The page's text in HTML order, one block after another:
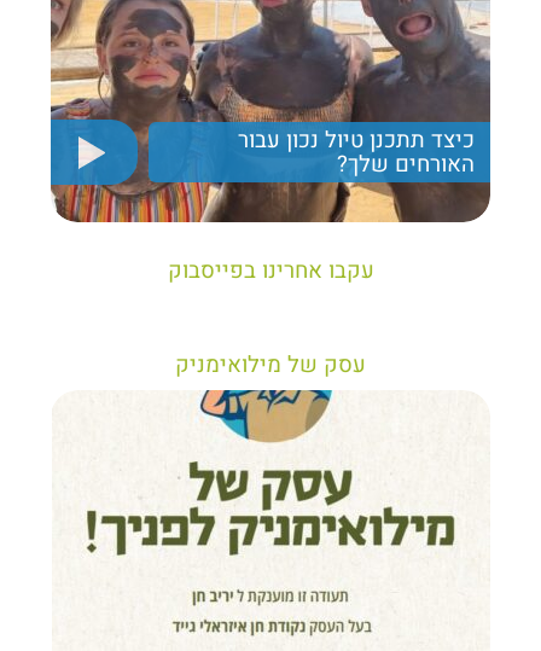
כיצד תתכנן טיול נכון עבור
האורחים שלך?
יריב חן, מציג את הקווים המנחים לבניית טיול נכון עבור
תיירים בישראל
עקבו אחרינו בפייסבוק
עסק של מילואימניק